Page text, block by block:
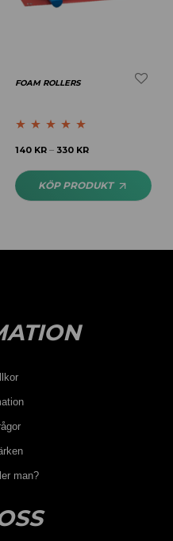
FOAM ROLLERS
Betygsatt5.00
140 KR – 330 KR
KÖP PRODUKT
man?